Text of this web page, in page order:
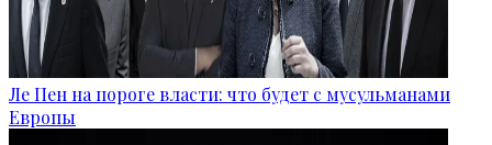
Ле Пен на пороге власти: что будет с мусульманами
Европы